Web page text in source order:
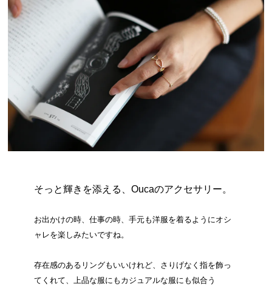
そっと輝きを添える、Oucaのアクセサリー。
お出かけの時、仕事の時、手元も洋服を着るようにオシ
ャレを楽しみたいですね。
存在感のあるリングもいいけれど、さりげなく指を飾っ
てくれて、上品な服にもカジュアルな服にも似合う